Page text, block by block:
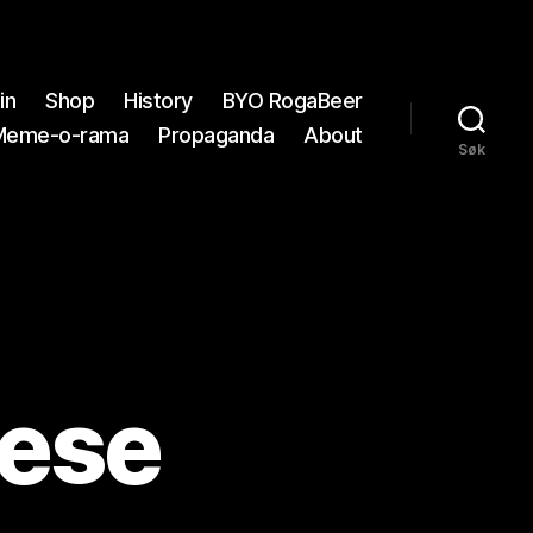
Shop History
BYO RogaBeer
o-rama
Propaganda About
Søk